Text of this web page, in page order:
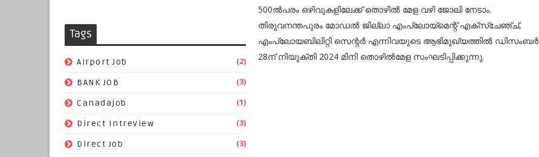
Tags
Airport Job (2)
BANK JOB (3)
Canadajob (1)
Direct Intreview (3)
Direct Job (3)
500ൽപരം ഒഴിവുകളിലേക്ക് തൊഴിൽ മേള വഴി ജോലി നേടാം.
തിരുവനന്തപുരം മോഡൽ ജില്ലാ എംപ്ലോയ്മെന്റ് എക്സ്ചേഞ്ച്,
എംപ്ലോയബിലിറ്റി സെന്റർ എന്നിവയുടെ ആഭിമുഖ്യത്തിൽ ഡിസംബർ
28ന് നിയുക്തി 2024 മിനി തൊഴിൽമേള സംഘടിപ്പിക്കുന്നു.